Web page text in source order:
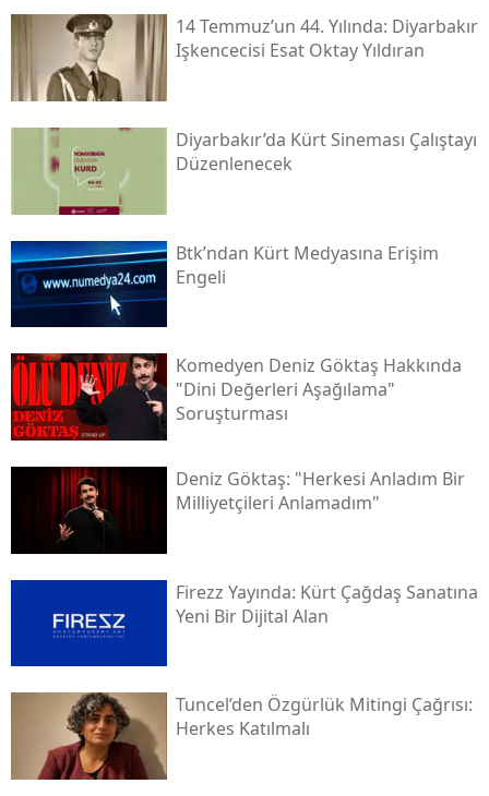
annelerden biri olan 88 yaşındaki Fatime Ülüş,
2006 yılında Cûdî Dağı’nda yaşamını yitiren oğlu
Cihan Ülüş’ün (Yılmaz Xorto) mezarını bulabilmek
rağmen binlerce kilometrelik bir yolculuğu göze
aldı.
Şırnak'ın Sipîndarok köyünde inşa edilen ancak
daha sonraki süreçte yıkılan ve "özel güvenlik
bölgesi" ilan edilen mezarlıkta bulunan Cihan
Ülüş'ün izine, tam 20 yıl sonra dijital medya
aracılığıyla ulaşıldı.
Bir TikTok Paylaşımı 20 Yıllık Arayışı
Sonlandırdı